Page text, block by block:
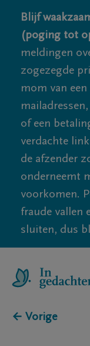
Blijf
(poging tot
meldingen
zogezegde
mom van
of een
verdachte
de afzender
onderneemt
voorkomen.
fraude vallen
sluiten, dus
← Vorige